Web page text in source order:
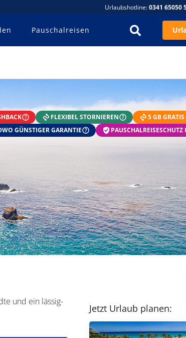
Urlaubshotline:0341 65050
Pauschalreisen
FLEXIBEL STORNIEREN
5 GB
GÜNSTIGER GARANTIE
PAUSCHALREISESCHUTZ
und ein lässig-
Jetzt Urlaub planen: